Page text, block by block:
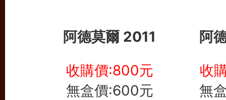
阿德莫爾 2011
阿
收購價:800元
無盒價:600元
收
無